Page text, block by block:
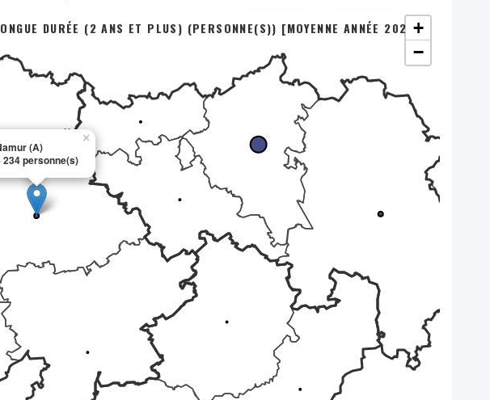
(A)
234 personne(s)
×
DURÉE (2 ANS ET PLUS) (PERSONNE(S)) [MOYENNE ANNÉE 2025]+
−